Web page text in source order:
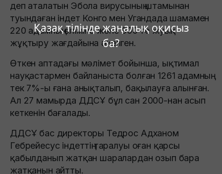
Қазақ тілінде жаңалық оқисыз
ба?
деп аталатын Эбола вирусының штамынан
туындаған індет Конго мен Угандада шамамен
220 адамның өліміне және 900-ге жуық
жұқтыру жағдайына әкелген.
Өткен аптадағы мәлімет бойынша, ықтимал
науқастармен байланыста болған 1261 адамның
тек 7%-ы ғана анықталып, бақылауға алынған.
Ал 27 мамырда ДДСҰ бұл сан 2000-нан асып
кеткенін бағалады.
ДДСҰ бас директоры Тедрос Адханом
Гебрейесус індеттің таралуы оған қарсы
қабылданып жатқан шаралардан озып бара
жатқанын айтты.